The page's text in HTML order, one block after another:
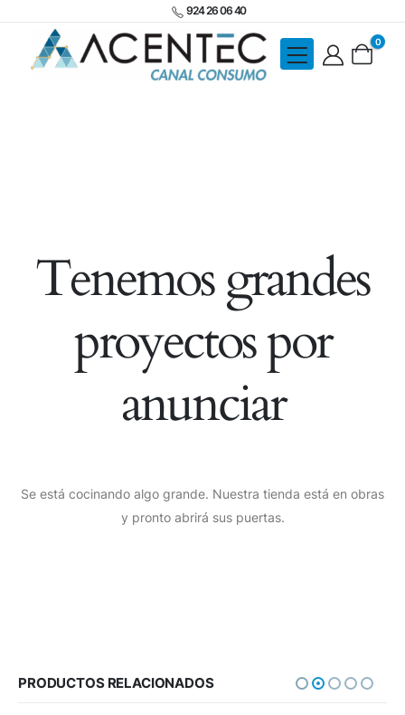
924 26 06 40
0
Tenemos grandes
proyectos por
anunciar
Se está cocinando algo grande. Nuestra tienda está en obras
y pronto abrirá sus puertas.
PRODUCTOS RELACIONADOS